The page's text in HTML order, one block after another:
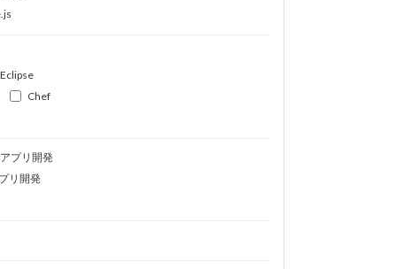
Eclipse
Chef
プリ開発
リ開発